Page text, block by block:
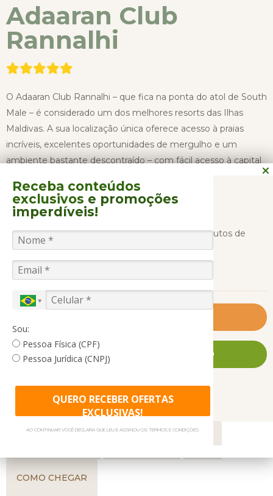
Adaaran Club
Rannalhi
O Adaaran Club Rannalhi – que fica na ponta do atol de South
Male – é considerado um dos melhores resorts das Ilhas
Maldivas. A sua localização única oferece acesso à praias
incríveis, excelentes oportunidades de mergulho e um
ambiente bastante descontraído – com fácil acesso à capital
O Adaaran Club Rannalhi está localizado a 45 minutos de
lancha do Aeroporto Internacional de Malé.
Nade ao lado de criaturas marinhas que habitam o Oceano
Índico, mergulhe sob a sombra de uma arraia gigante ou
fique a poucos centímetros de um dos animais mais gentis
do mundo: a tartaruga marinha.
Participe de um jogo de futebol de praia ou tente jogar vôlei
projetados para surpreendê-lo e desafiá-lo em suas férias.
ou evento para viajar para este Resort, sempre definindo o
CONTINUAR LENDO
FALE CONOSCO AGORA MESMO
GALERIA DE FOTOS GASTRONOMIA
COMO CHEGAR
Receba conteúdos
exclusivos e promoções
imperdíveis!
Sou:
Pessoa Física (CPF)
Pessoa Jurídica (CNPJ)
QUERO RECEBER OFERTAS
EXCLUSIVAS!
AO CONTINUAR VOCÊ DECLARA QUE LEU E ASSINOU OS TERMOS E CONDIÇÕES.